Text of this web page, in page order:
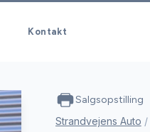
Kontakt
Salgsopstilling
Strandvejens Auto /